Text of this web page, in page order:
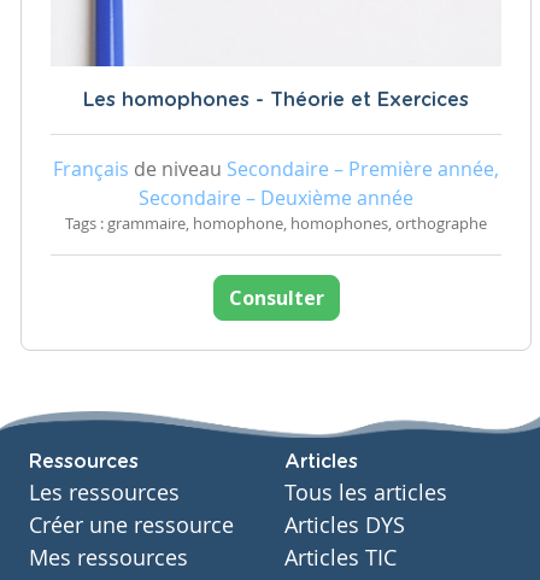
Les homophones - Théorie et Exercices
Français de niveau Secondaire – Première année,
Secondaire – Deuxième année
Tags : grammaire, homophone, homophones, orthographe
Consulter
Ressources
Les ressources
Créer une ressource
Mes ressources
Articles
Tous les articles
Articles DYS
Articles TIC